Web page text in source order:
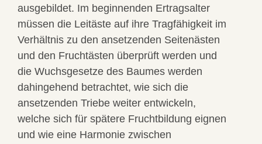
ausgebildet. Im beginnenden Ertragsalter
müssen die Leitäste auf ihre Tragfähigkeit im
Verhältnis zu den ansetzenden Seitenästen
und den Fruchtästen überprüft werden und
die Wuchsgesetze des Baumes werden
dahingehend betrachtet, wie sich die
ansetzenden Triebe weiter entwickeln,
welche sich für spätere Fruchtbildung eignen
und wie eine Harmonie zwischen